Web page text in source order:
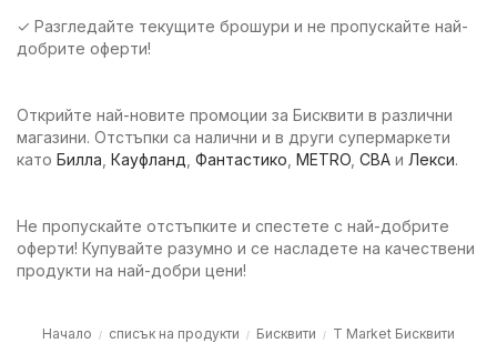
✓ Разгледайте текущите брошури и не пропускайте най-
добрите оферти!
Открийте най-новите промоции за Бисквити в различни
магазини. Отстъпки са налични и в други супермаркети
като Билла Кауфланд Фантастико METRO CBA и Лекси.
Не пропускайте отстъпките и спестете с най-добрите
оферти! Купувайте разумно и се насладете на качествени
продукти на най-добри цени!
Начало списък на продукти Бисквити T Market Бисквити